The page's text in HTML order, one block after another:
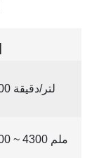
200 لتر/دقيقة
400 ~ 4300 ملم